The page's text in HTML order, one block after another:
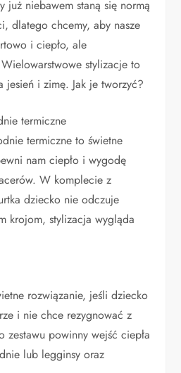
już niebawem staną się normą
dlatego chcemy, aby nasze
i ciepło, ale
stylizacje to
jesień i zimę. Jak je tworzyć?
termiczne
termiczne to świetne
nam ciepło i wygodę
W komplecie z
dziecko nie odczuje
krojom, stylizacja wygląda
rozwiązanie, jeśli dziecko
i nie chce rezygnować z
zestawu powinny wejść ciepła
lub legginsy oraz